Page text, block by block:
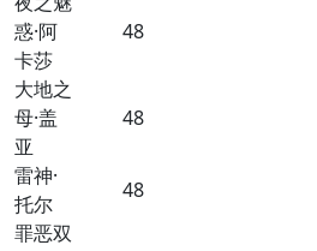
惑·阿
卡莎
48
大地之
母·盖
亚
48
雷神·
托尔
48
罪恶双